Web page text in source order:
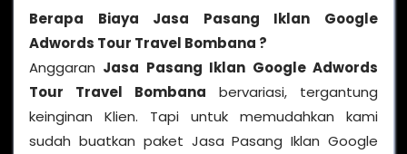
Berapa Biaya Jasa Pasang Iklan Google
Adwords Tour Travel Bombana ?
Anggaran Jasa Pasang Iklan Google Adwords
Tour Travel Bombana bervariasi, tergantung
keinginan Klien. Tapi untuk memudahkan kami
sudah buatkan paket Jasa Pasang Iklan Google